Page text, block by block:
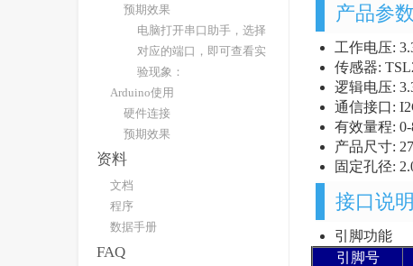
产品参数
工作电压:
传感器:
逻辑电压:
通信接口:
有效量程:
产品尺寸:
固定孔径:
接口说明
引脚功能
引脚号
预期效果
电脑打开串口助手，选择
对应的端口，即可查看实
验现象：
Arduino使用
硬件连接
预期效果
资料
文档
程序
数据手册
FAQ